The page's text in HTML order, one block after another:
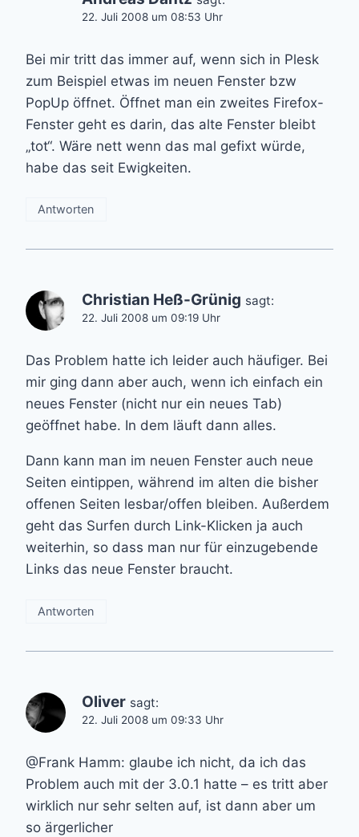
22. Juli 2008 um 08:53 Uhr
Bei mir tritt das immer auf, wenn sich in Plesk
zum Beispiel etwas im neuen Fenster bzw
PopUp öffnet. Öffnet man ein zweites Firefox-
Fenster geht es darin, das alte Fenster bleibt
„tot“. Wäre nett wenn das mal gefixt würde,
habe das seit Ewigkeiten.
Antworten
Christian Heß-Grünig sagt:
22. Juli 2008 um 09:19 Uhr
Das Problem hatte ich leider auch häufiger. Bei
mir ging dann aber auch, wenn ich einfach ein
neues Fenster (nicht nur ein neues Tab)
geöffnet habe. In dem läuft dann alles.
Dann kann man im neuen Fenster auch neue
Seiten eintippen, während im alten die bisher
offenen Seiten lesbar/offen bleiben. Außerdem
geht das Surfen durch Link-Klicken ja auch
weiterhin, so dass man nur für einzugebende
Links das neue Fenster braucht.
Antworten
Oliver sagt:
22. Juli 2008 um 09:33 Uhr
@Frank Hamm: glaube ich nicht, da ich das
Problem auch mit der 3.0.1 hatte – es tritt aber
wirklich nur sehr selten auf, ist dann aber um
so ärgerlicher